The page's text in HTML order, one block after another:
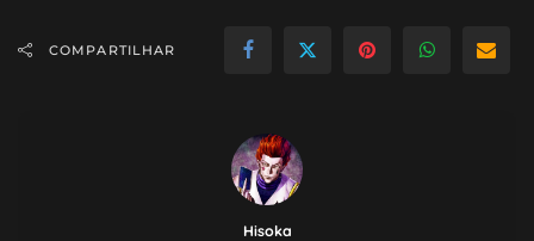
COMPARTILHAR
Hisoka